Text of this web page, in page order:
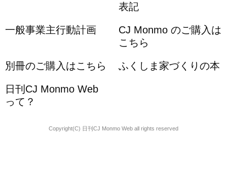
表記
一般事業主行動計画
CJ Monmo のご購入は
こちら
別冊のご購入はこちら ふくしま家づくりの本
日刊CJ Monmo Web
って？
Copyright(C) 日刊CJ Monmo Web all rights reserved